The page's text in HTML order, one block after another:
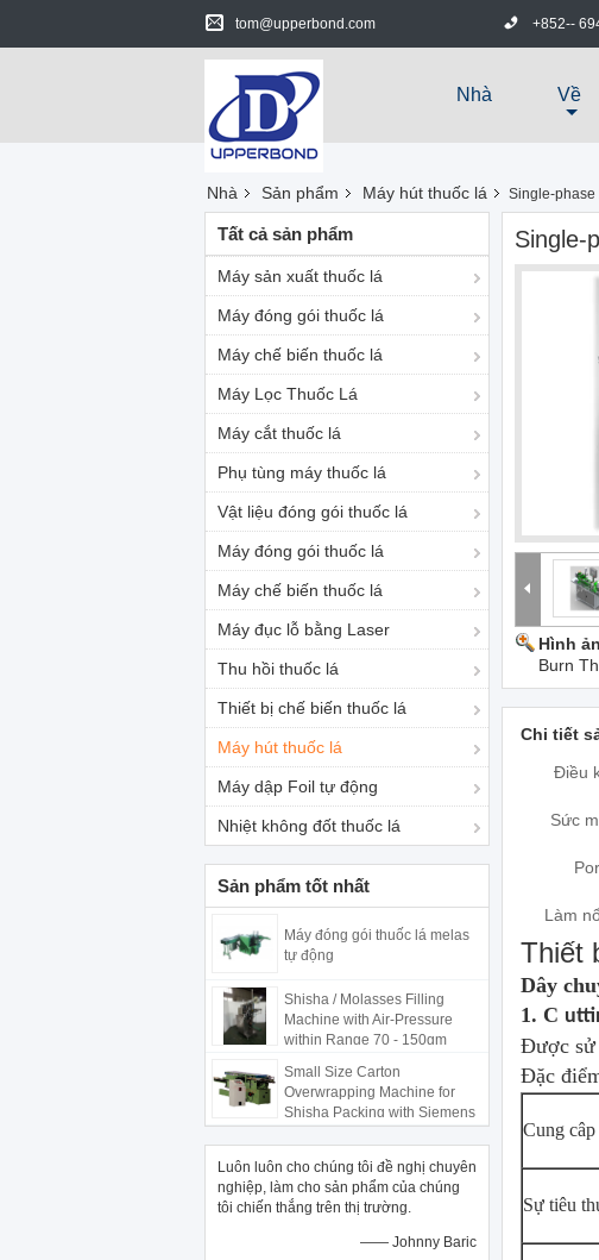
tom@upperbond.com +852--
Nhà Về
Nhà Sản phẩm Máy hút thuốc lá Single-phase
Tất cả sản phẩm
Máy sản xuất thuốc lá
Máy đóng gói thuốc lá
Máy chế biến thuốc lá
Máy Lọc Thuốc Lá
Máy cắt thuốc lá
Phụ tùng máy thuốc lá
Vật liệu đóng gói thuốc lá
Máy đóng gói thuốc lá
Máy chế biến thuốc lá
Máy đục lỗ bằng Laser
Thu hồi thuốc lá
Thiết bị chế biến thuốc lá
Máy hút thuốc lá
Máy dập Foil tự động
Nhiệt không đốt thuốc lá
Sản phẩm tốt nhất
Máy đóng gói thuốc lá melas
tự động
Shisha / Molasses Filling
Machine with Air-Pressure
within Range 70 - 150gm
Small Size Carton
Overwrapping Machine for
Shisha Packing with Siemens
Luôn luôn cho chúng tôi đề nghị chuyên
nghiệp, làm cho sản phẩm của chúng
tôi chiến thắng trên thị trường.
—— Johnny Baric
Single-
Hình
Burn
Chi tiết
Điều
Sức
Làm
Thiết
Dây
1. C
Được sử
Đặc
Cung
Sự tiêu